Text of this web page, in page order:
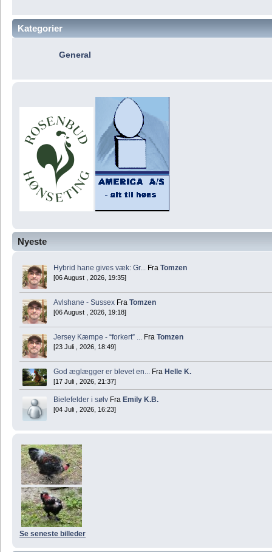
Nyeste
Hybrid hane gives væk: Gr... Fra Tomzen
[06 August , 2026, 19:35]
Avlshane - Sussex Fra Tomzen
[06 August , 2026, 19:18]
Jersey Kæmpe - “forkert” ... Fra Tomzen
[23 Juli , 2026, 18:49]
God æglægger er blevet en... Fra Helle K.
[17 Juli , 2026, 21:37]
Bielefelder i sølv Fra Emily K.B.
[04 Juli , 2026, 16:23]
Se seneste billeder
Kategorier
General